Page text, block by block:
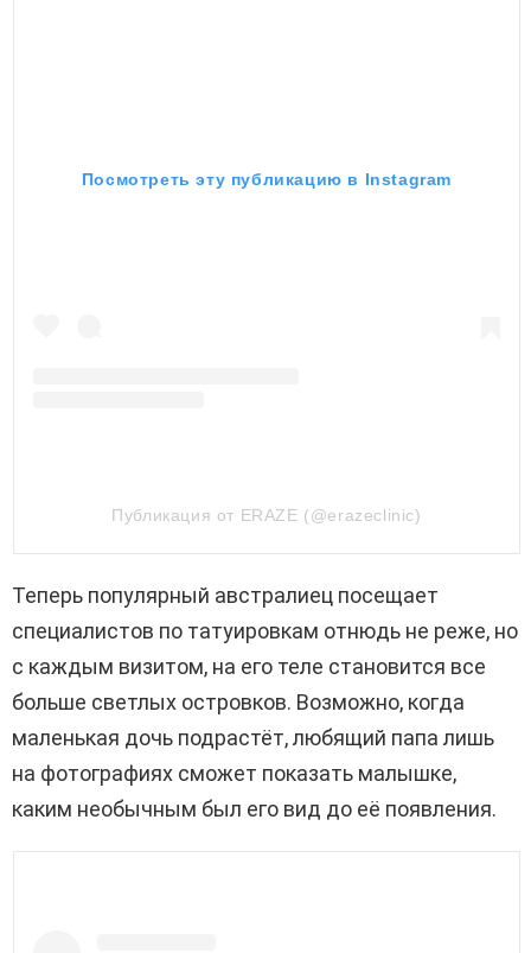
Посмотреть эту публикацию в Instagram
Публикация от ERAZE (@erazeclinic)
Теперь популярный австралиец посещает
специалистов по татуировкам отнюдь не реже, но
с каждым визитом, на его теле становится все
больше светлых островков. Возможно, когда
маленькая дочь подрастёт, любящий папа лишь
на фотографиях сможет показать малышке,
каким необычным был его вид до её появления.